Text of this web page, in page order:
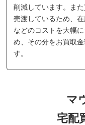
削減しています。ま
売渡しているため、
などのコストを大幅
め、その分をお買取
す。
マ
宅配